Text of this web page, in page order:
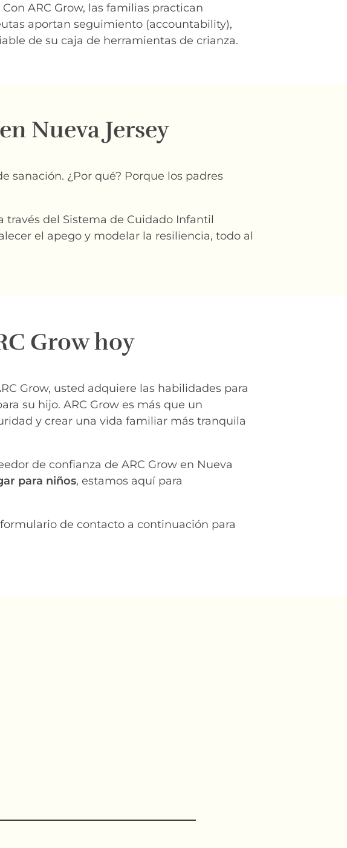
ARC Grow, las familias practican
aportan seguimiento (accountability),
de su caja de herramientas de crianza.
Nueva Jersey
sanación. ¿Por qué? Porque los padres
través del Sistema de Cuidado Infantil
el apego y modelar la resiliencia, todo al
Grow hoy
Grow, usted adquiere las habilidades para
su hijo. ARC Grow es más que un
y crear una vida familiar más tranquila
de confianza de ARC Grow en Nueva
para niños, estamos aquí para
de contacto a continuación para